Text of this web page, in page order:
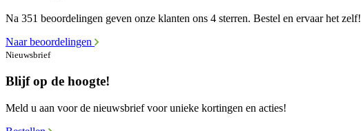
Na 351 beoordelingen geven onze klanten ons 4 sterren. Bestel en ervaar het zelf!
Naar beoordelingen
Nieuwsbrief
Blijf op de hoogte!
Meld u aan voor de nieuwsbrief voor unieke kortingen en acties!